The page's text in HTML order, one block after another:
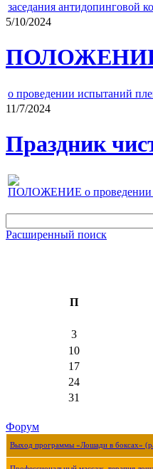
заседания антидопинговой
5/10/2024
о проведении испытаний
11/7/2024
Праздник
ПОЛОЖЕНИЕ о проведении
Расширенный поиск
П
3
10
17
24
31
Форум
Выход программы «Лошади в боксах»